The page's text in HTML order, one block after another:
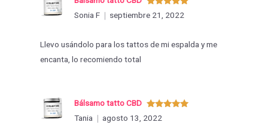
Valorado
con 5de 5
Sonia F
septiembre 21, 2022
Llevo usándolo para los tattos de mi espalda y me
encanta, lo recomiendo total
Valorado
con
Bálsamo tatto CBD
Tania
agosto 13, 2022